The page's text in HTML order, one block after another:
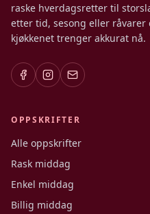
raske hverdagsretter til
etter tid, sesong eller råvarer
kjøkkenet trenger akkurat nå.
OPPSKRIFTER
Alle oppskrifter
Rask middag
Enkel middag
Billig middag